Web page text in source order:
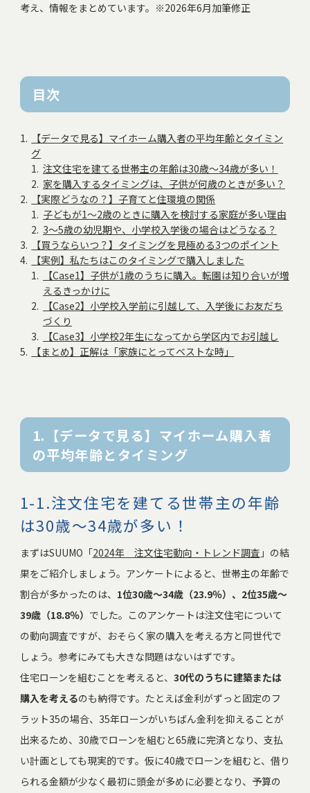
考え、情報をまとめています。※2026年6月加筆修正
目次
【データで見る】マイホーム購入者の平均年齢とタイミン
グ
注文住宅を建てる世帯主の年齢は30歳～34歳が多い！
家を購入するタイミングは、子供が何歳のときが多い？
【実際どうなの？】子育てと住環境の関係
子どもが1〜2歳のときに購入を検討する家庭が多い理由
3～5歳の幼児期や、小学校入学後の場合はどうなる？
【買うならいつ？】タイミングを見極める3つのポイント
【実例】私たちはこのタイミングで購入しました
【Case1】子供が1歳のうちに購入。転園は知り合いが増
えるきっかけに
【Case2】小学校入学前に引越して、入学後にお友だち
づくり
【Case3】小学校2年生になってから学区内でお引越し
【まとめ】正解は「家族にとってベストな時」
1.【データで見る】マイホーム購入者
の平均年齢とタイミング
1-1.注文住宅を建てる世帯主の年齢
は30歳～34歳が多い！
まずはSUUMO「2024年 注文住宅動向・トレンド調査 」の結
果をご紹介しましょう。アンケートによると、世帯主の年齢で
割合が多かったのは、 1位30歳～34歳（23.9％）、2位35歳～
39歳（18.8％） でした。このアンケートは注文住宅について
の動向調査ですが、おそらく家の購入を考える方と同世代で
しょう。参考にみても大きな問題はないはずです。
住宅ローンを組むことを考えると、 30代のうちに建築または
購入を考えるのも納得です。たとえば金利がずっと固定のフ
ラット35の場合、35年ローンがいちばん金利を抑えることが
出来るため、30歳でローンを組むと65歳に完済となり、支払
い計画としても現実的です。仮に40歳でローンを組むと、借り
られる金額が少なく最初に頭金が多めに必要となり、予算の